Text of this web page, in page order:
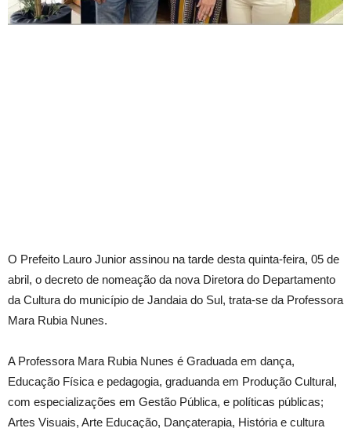
O Prefeito Lauro Junior assinou na tarde desta quinta-feira, 05 de
abril, o decreto de nomeação da nova Diretora do Departamento
da Cultura do município de Jandaia do Sul, trata-se da Professora
Mara Rubia Nunes.
A Professora Mara Rubia Nunes é Graduada em dança,
Educação Física e pedagogia, graduanda em Produção Cultural,
com especializações em Gestão Pública, e políticas públicas;
Artes Visuais, Arte Educação, Dançaterapia, História e cultura